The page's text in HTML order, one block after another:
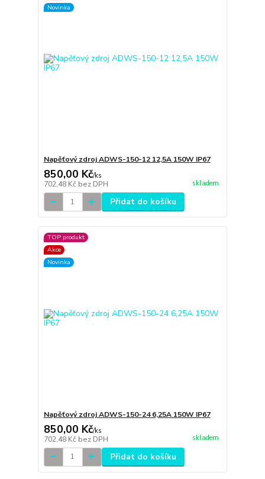
Novinka
Napěťový zdroj ADWS-150-12 12,5A 150W IP67
850,00 Kč/ks
702,48 Kč bez DPH skladem
Přidat do košíku
TOP produkt
Akce
Novinka
Napěťový zdroj ADWS-150-24 6,25A 150W IP67
850,00 Kč/ks
702,48 Kč bez DPH skladem
Přidat do košíku